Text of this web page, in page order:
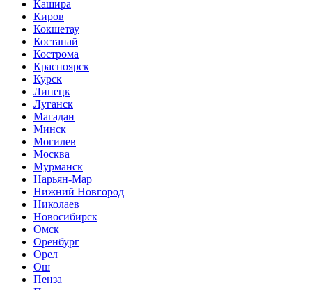
Кашира
Киров
Кокшетау
Костанай
Кострома
Красноярск
Курск
Липецк
Луганск
Магадан
Минск
Могилев
Москва
Мурманск
Нарьян-Мар
Нижний Новгород
Николаев
Новосибирск
Омск
Оренбург
Орел
Ош
Пенза